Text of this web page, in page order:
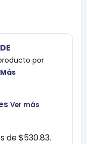
por
Más
Ver más
de $530.83.